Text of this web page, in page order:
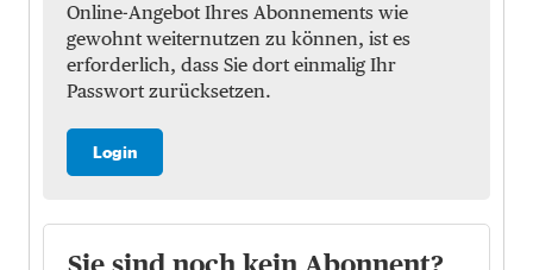
Online-Angebot Ihres Abonnements wie
gewohnt weiternutzen zu können, ist es
erforderlich, dass Sie dort einmalig Ihr
Passwort zurücksetzen.
Login